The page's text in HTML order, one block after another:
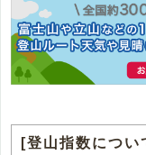
[登山指数につい